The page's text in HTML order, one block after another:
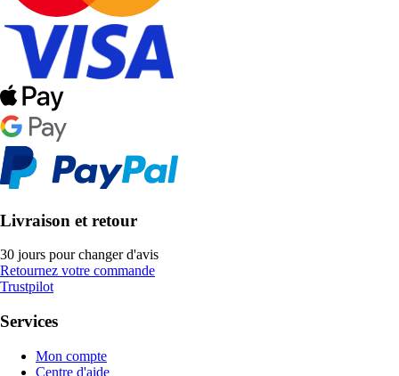
Livraison et retour
30 jours pour changer d'avis
Retournez votre commande
Trustpilot
Services
Mon compte
Centre d'aide